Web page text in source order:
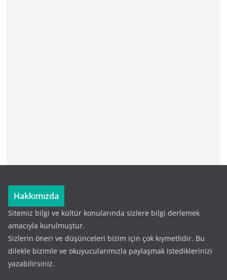
Hakkımızda
Sitemiz bilgi ve kültür konularında sizlere bilgi derlemek
amacıyla kurulmuştur.
Sizlerin öneri ve düşünceleri bizim için çok kıymetlidir. Bu
dilekle bizimle ve okuyucularımızla paylaşmak istediklerinizi
yazabilirsiniz.